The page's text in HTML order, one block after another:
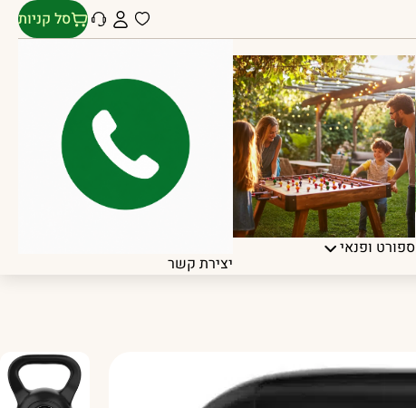
סל קניות
ספורט ופנאי
יצירת קשר